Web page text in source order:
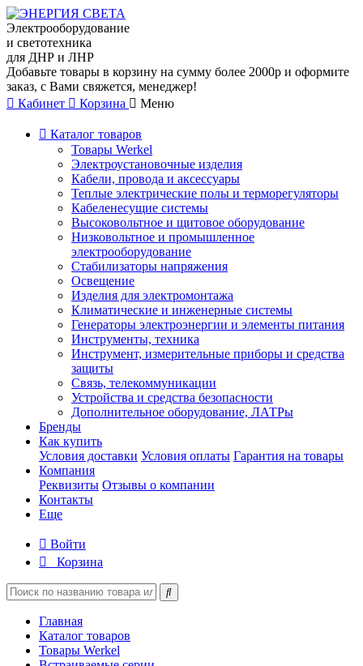
Электрооборудование
и светотехника
для ДНР и ЛНР
Добавьте товары в корзину на сумму более 2000р и оформите
заказ, с Вами свяжется, менеджер!
Кабинет
Корзина Меню
Каталог товаров
Товары Werkel
Электроустановочные изделия
Кабели, провода и аксессуары
Теплые электрические полы и терморегуляторы
Кабеленесущие системы
Высоковольтное и щитовое оборудование
Низковольтное и промышленное
электрооборудование
Стабилизаторы напряжения
Освещение
Изделия для электромонтажа
Климатические и инженерные системы
Генераторы электроэнергии и элементы питания
Инструменты, техника
Инструмент, измерительные приборы и средства
защиты
Связь, телекоммуникации
Устройства и средства безопасности
Дополнительное оборудование, ЛАТРы
Бренды
Как купить
Условия доставки Условия оплаты Гарантия на товары
Компания
Реквизиты Отзывы о компании
Контакты
Еще
Войти
Корзина
Главная
Каталог товаров
Товары Werkel